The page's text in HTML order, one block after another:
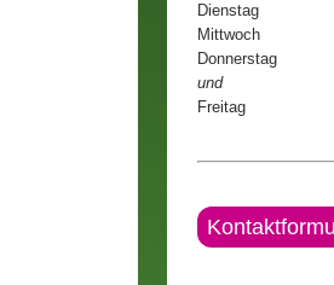
Dienstag
Mittwoch
Donnerstag
und
Freitag